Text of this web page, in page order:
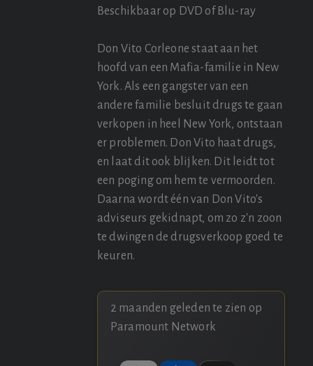
Beschikbaar op DVD of Blu-ray
Don Vito Corleone staat aan het
hoofd van een Mafia-familie in New
York. Als een gangster van een
andere familie besluit drugs te gaan
verkopen in heel New York, ontstaan
er problemen. Don Vito haat drugs,
en laat dit ook blijken. Dit leidt tot
een poging om hem te vermoorden.
Daarna wordt één van Don Vito's
adviseurs gekidnapt, om zo z'n zoon
te dwingen de drugsverkoop goed te
keuren.
2 maanden geleden te zien op
Paramount Network